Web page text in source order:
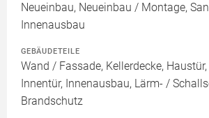
Neueinbau, Neueinbau / Montage,
Innenausbau
GEBÄUDETEILE
Wand / Fassade, Kellerdecke,
Innentür, Innenausbau, Lärm- /
Brandschutz